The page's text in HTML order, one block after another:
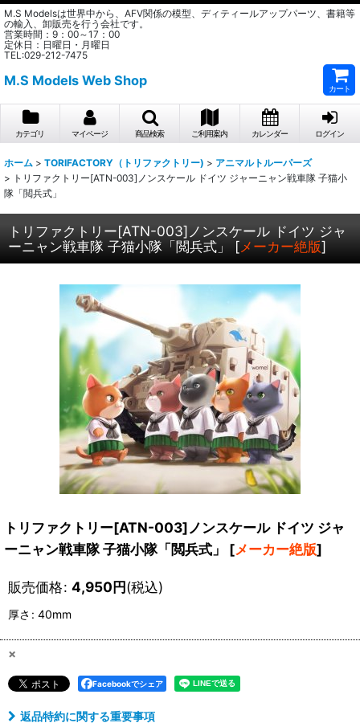
M.S Modelsは世界中から、AFV関係の模型、ディティールアップパーツ、書籍等
の輸入、卸販売を行う会社です。
営業時間：9：00～17：00
定休日：日曜日・月曜日
TEL:029-212-7475
M.S Models Web Shop
カート
カテゴリ マイページ 商品検索 ご利用案内 カレンダー ログイン
ホーム > TORIFACTORY（トリファクトリー) > アニマルトルーパーズ
> トリファクトリー[ATN-003]ノンスケール ドイツ ジャーニャン戦車隊 子猫小
隊「閲兵式」
トリファクトリー[ATN-003]ノンスケール ドイツ ジャ
ーニャン戦車隊 子猫小隊「閲兵式」
[メーカー絶版]
トリファクトリー[ATN-003]ノンスケール ドイツ ジャ
ーニャン戦車隊 子猫小隊「閲兵式」
[メーカー絶版]
販売価格: 4,950円(税込)
厚さ : 40mm
×
Facebookでシェア
返品特約に関する重要事項